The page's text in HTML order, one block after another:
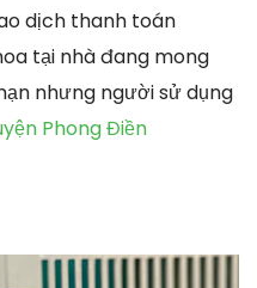
dịch thanh toán
tại nhà đang mong
nhưng người sử dụng
Phong Điền